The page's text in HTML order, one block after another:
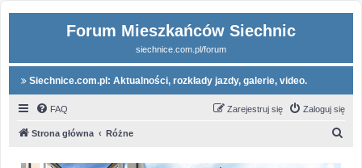
Forum Mieszkańców Siechnic
siechnice.com.pl/forum
Siechnice.com.pl: Aktualności, rozkłady jazdy, galerie, video.
FAQ Zaloguj się
Zarejestruj się
Strona główna Różne